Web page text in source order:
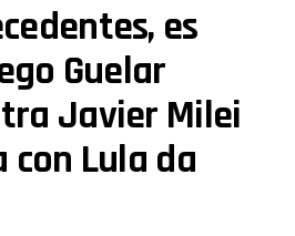
es
Guelar
Javier Milei
con Lula da